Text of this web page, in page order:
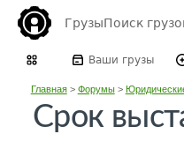
ГрузыПоиск
Ваши грузы
Главная> Форумы>
Срок